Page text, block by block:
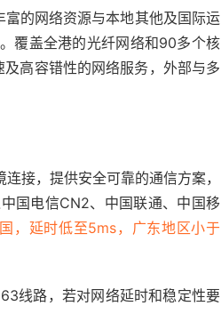
的网络资源与本地其他及国际运
覆盖全港的光纤网络和90多个核
高容错性的网络服务，外部与多
接，提供安全可靠的通信方案，
国电信CN2、中国联通、中国移
，延时低至5ms，广东地区小于
线路，若对网络延时和稳定性要